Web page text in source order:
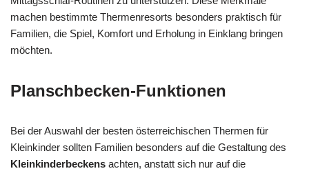
machen bestimmte Thermenresorts besonders praktisch für
Familien, die Spiel, Komfort und Erholung in Einklang bringen
möchten.
Planschbecken-Funktionen
Bei der Auswahl der besten österreichischen Thermen für
Kleinkinder sollten Familien besonders auf die Gestaltung des
Kleinkinderbeckens achten, anstatt sich nur auf die